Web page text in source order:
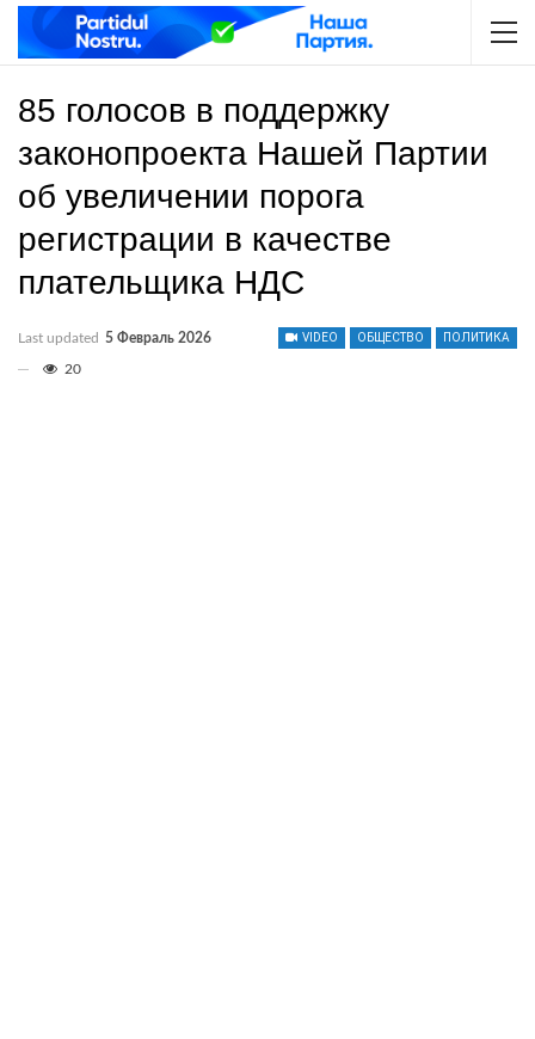
85 голосов в поддержку
законопроекта Нашей Партии
об увеличении порога
регистрации в качестве
плательщика НДС
VIDEO ОБЩЕСТВО ПОЛИТИКА
Last updated 5 Февраль 2026
20